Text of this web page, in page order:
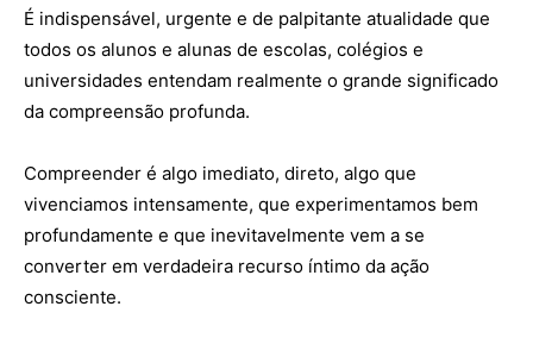
É indispensável, urgente e de palpitante atualidade que
todos os alunos e alunas de escolas, colégios e
universidades entendam realmente o grande significado
da compreensão profunda.
Compreender é algo imediato, direto, algo que
vivenciamos intensamente, que experimentamos bem
profundamente e que inevitavelmente vem a se
converter em verdadeira recurso íntimo da ação
consciente.